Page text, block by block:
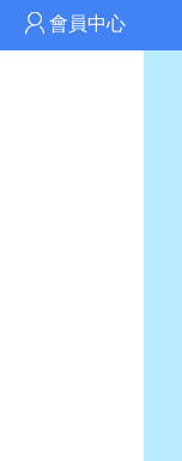
會員中心